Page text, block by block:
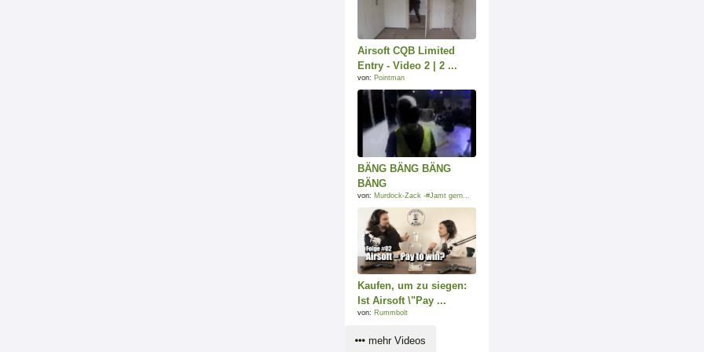
Airsoft CQB Limited
Entry - Video 2 | 2 ...
von: Pointman
BÄNG BÄNG BÄNG
BÄNG
von: Murdock-Zack -#Jamt gern...
Kaufen, um zu siegen:
Ist Airsoft \"Pay ...
von: Rummbolt
mehr Videos